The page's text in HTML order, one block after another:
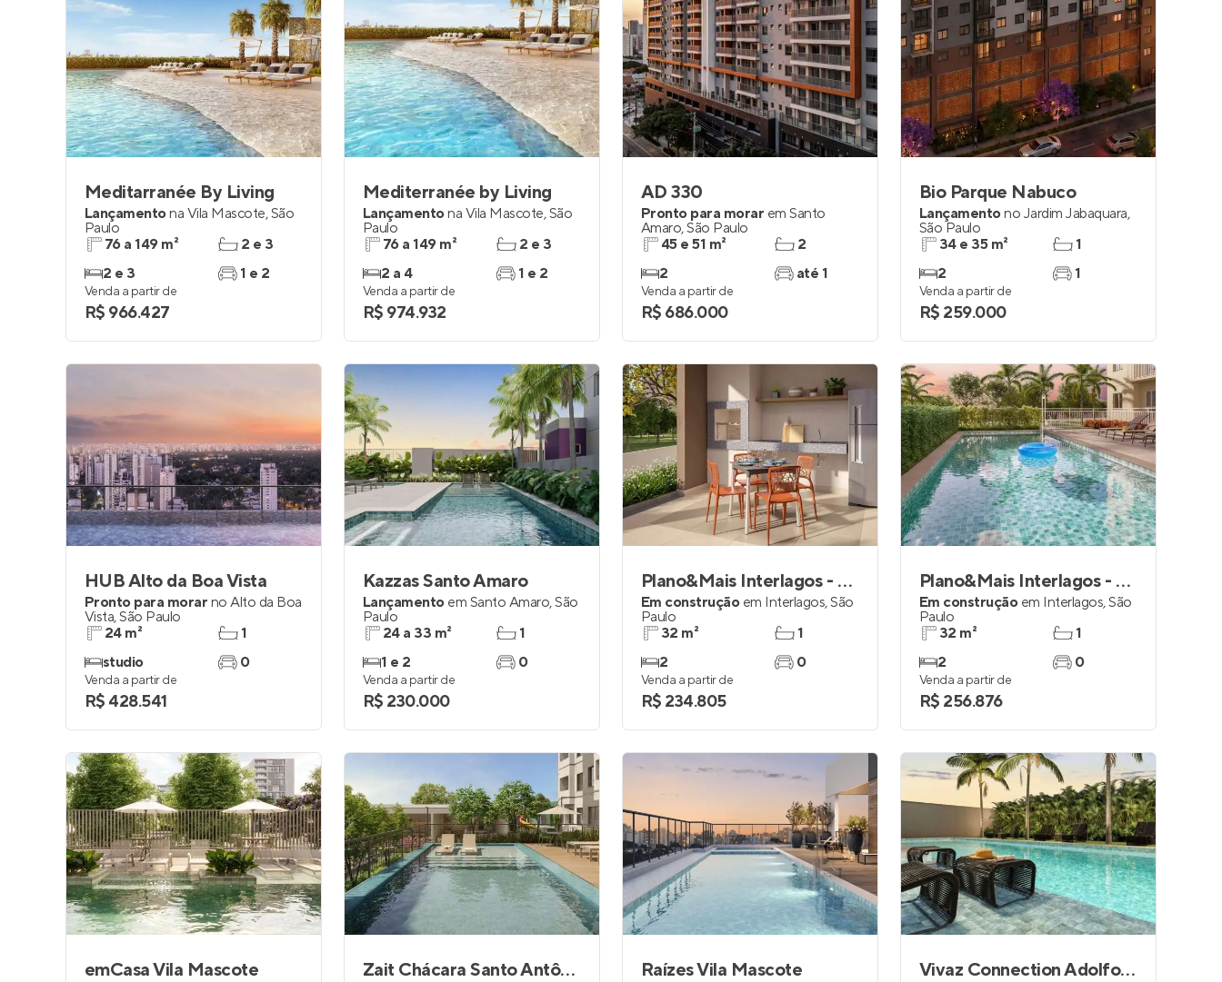
Meditarranée By Living
Lançamentona Vila Mascote,São
Paulo
76 a 149 m²
2 e 3
2 e 3
1 e 2
Venda a partir de
R$ 966.427
Mediterranée by Living
Lançamentona Vila Mascote,São
Paulo
76 a 149 m²
2 a 4
2 e 3
1 e 2
Venda a partir de
R$ 974.932
AD 330
Pronto para morar em Santo
Amaro,São Paulo
45 e 51 m²
2
2
até 1
Venda a partir de
R$ 686.000
Bio Parque Nabuco
Lançamentono Jardim Jabaquara,
São Paulo
34 e 35 m²
2
1
1
Venda a partir de
R$ 259.000
HUB Alto da Boa Vista
Pronto para morar no Alto da Boa
Vista,São Paulo
24 m²
studio
1
0
Venda a partir de
R$ 428.541
Kazzas Santo Amaro
Lançamento em Santo Amaro,São
Paulo
24 a 33 m²
1 e 2
1
0
Venda a partir de
R$ 230.000
Plano&Mais Interlagos - Reserva
Em construção em Interlagos,São
Paulo
32 m²
2
1
0
Venda a partir de
R$ 234.805
Plano&Mais Interlagos - Refúgio
Em construção em Interlagos,São
Paulo
32 m²
2
1
0
Venda a partir de
R$ 256.876
emCasa Vila Mascote Zait Chácara Santo Antônio Raízes Vila Mascote Vivaz Connection Adolfo Pinheiro